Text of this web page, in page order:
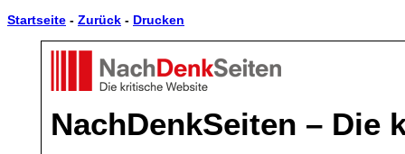
Startseite - Zurück - Drucken
NachDenkSeiten – Die